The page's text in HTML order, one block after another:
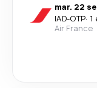
mar. 22
IAD-OTP· 1
Air France